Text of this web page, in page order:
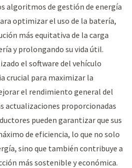
algoritmos de gestión de energía
optimizar el uso de la batería,
más equitativa de la carga
y prolongando su vida útil.
el software del vehículo
crucial para maximizar la
el rendimiento general del
actualizaciones proporcionadas
pueden garantizar que sus
de eficiencia, lo que no solo
sino que también contribuye a
más sostenible y económica.